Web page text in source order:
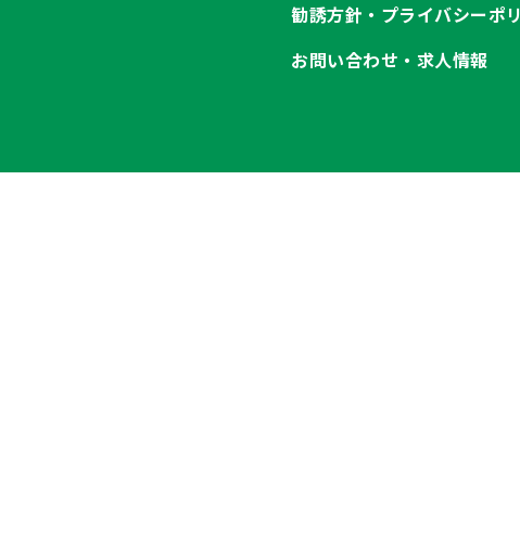
勧誘方針・プライバシーポ
お問い合わせ・求人情報